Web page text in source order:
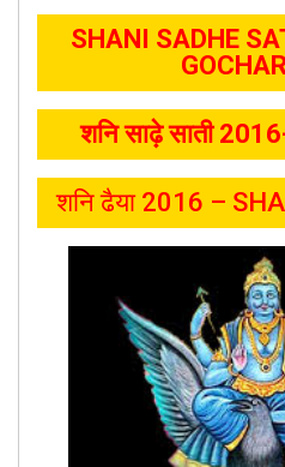
SHANI SADHE
शनि साढ़े साती
शनि ढैया 2016 –